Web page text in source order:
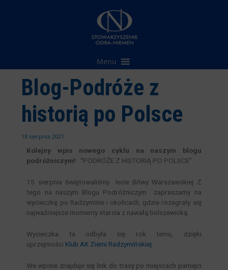
Menu
Blog-Podróże z
historią po Polsce
18 sierpnia 2021
Kolejny wpis nowego cyklu na naszym blogu
podróżniczym! “PODRÓŻE Z HISTORIĄ PO POLSCE”
15 sierpnia świętowaliśmy lecie Bitwy Warszawskiej Z
tego na naszym Blogu Podróżniczym zapraszamy na
wycieczkę po Radzyminie i okolicach, gdzie rozegrały się
najważniejsze momenty starcia z nawałą bolszewicką
Wycieczka ta odbyła się rok temu, dzięki
uprzejmości Klub AK Ziemi Radzymińskiej
We wpisie znajduje się link do trasy po miejscach pamięci